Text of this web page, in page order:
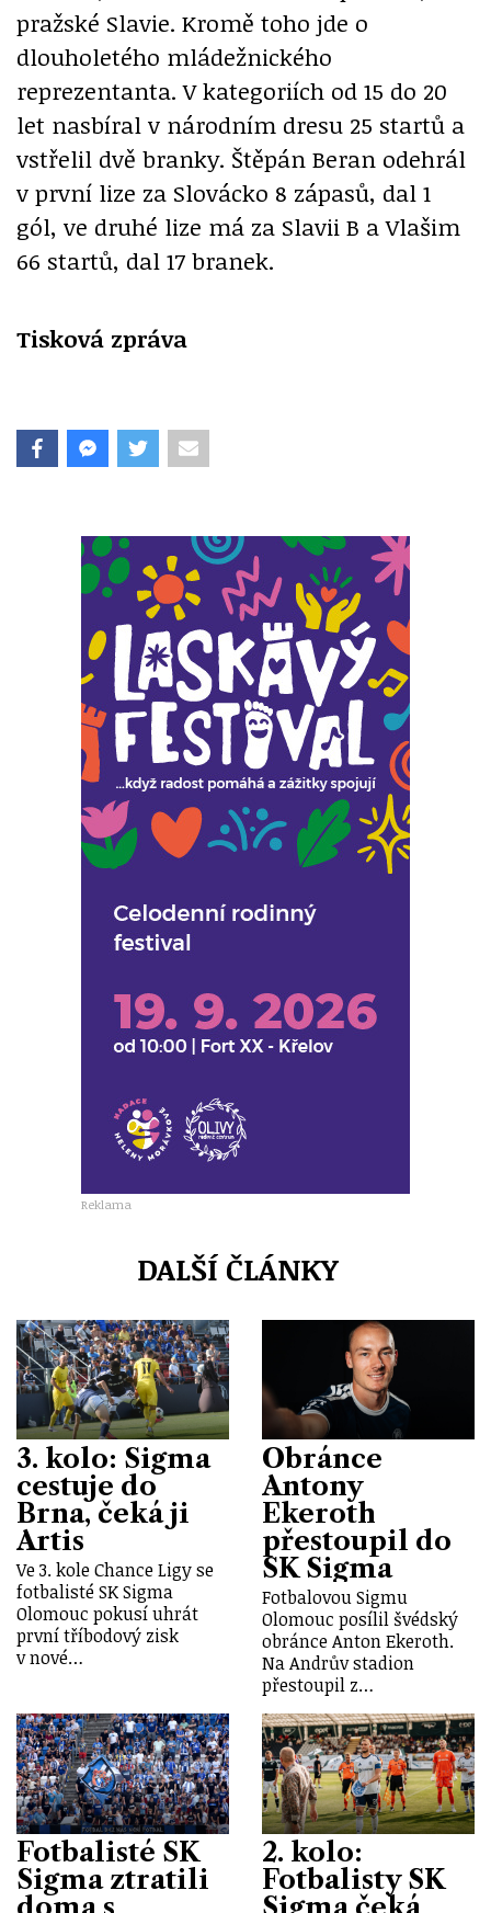
pražské Slavie. Kromě toho jde o
dlouholetého mládežnického
reprezentanta. V kategoriích od 15 do 20
let nasbíral v národním dresu 25 startů a
vstřelil dvě branky. Štěpán Beran odehrál
v první lize za Slovácko 8 zápasů, dal 1
gól, ve druhé lize má za Slavii B a Vlašim
66 startů, dal 17 branek.
Tisková zpráva
Reklama
DALŠÍ ČLÁNKY
3. kolo: Sigma
cestuje do
Brna, čeká ji
Artis
Ve 3. kole Chance Ligy se
fotbalisté SK Sigma
Olomouc pokusí uhrát
první tříbodový zisk
v nové…
Obránce
Antony
Ekeroth
přestoupil do
SK Sigma
Fotbalovou Sigmu
Olomouc posílil švédský
obránce Anton Ekeroth.
Na Andrův stadion
přestoupil z…
Fotbalisté SK
Sigma ztratili
2. kolo:
Fotbalisty SK